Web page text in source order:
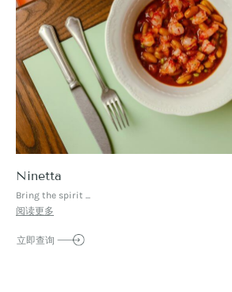
Ninetta
Bring the spirit ...
阅读更多
立即查询